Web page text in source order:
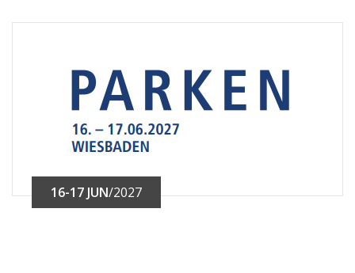
16-17 JUN/2027